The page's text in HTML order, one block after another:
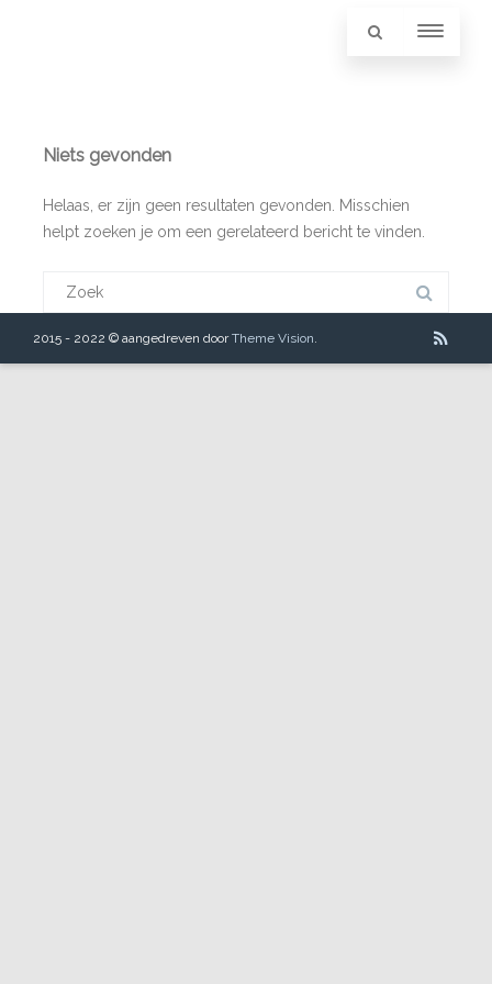
Niets gevonden
Helaas, er zijn geen resultaten gevonden. Misschien
helpt zoeken je om een gerelateerd bericht te vinden.
Zoeken
naar:
2015 - 2022 © aangedreven doorTheme Vision.